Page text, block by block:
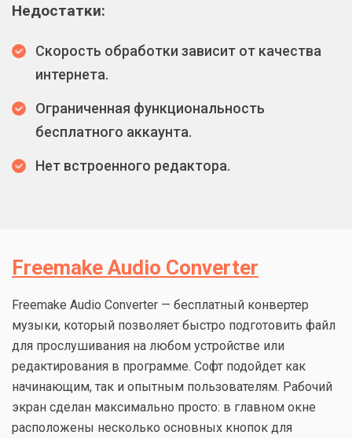
Недостатки:
Скорость обработки зависит от качества
интернета.
Ограниченная функциональность
бесплатного аккаунта.
Нет встроенного редактора.
Freemake Audio Converter
Freemake Audio Converter — бесплатный конвертер
музыки, который позволяет быстро подготовить файл
для прослушивания на любом устройстве или
редактирования в программе. Софт подойдет как
начинающим, так и опытным пользователям. Рабочий
экран сделан максимально просто: в главном окне
расположены несколько основных кнопок для